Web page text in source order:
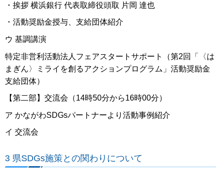
・挨拶 横浜銀行 代表取締役頭取 片岡 達也
・活動奨励金授与、支給団体紹介
ウ 基調講演
特定非営利活動法人フェアスタートサポート（第2回「〈は
まぎん〉ミライを創るアクションプログラム」活動奨励金
支給団体）
【第二部】交流会（14時50分から16時00分）
ア かながわSDGsパートナーより活動事例紹介
イ 交流会
3 県SDGs施策との関わりについて